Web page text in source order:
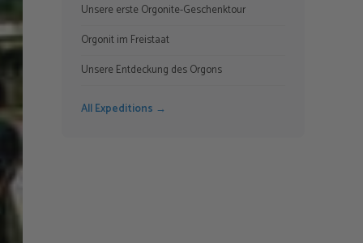
Unsere erste Orgonite-Geschenktour
Orgonit im Freistaat
Unsere Entdeckung des Orgons
All Expeditions →